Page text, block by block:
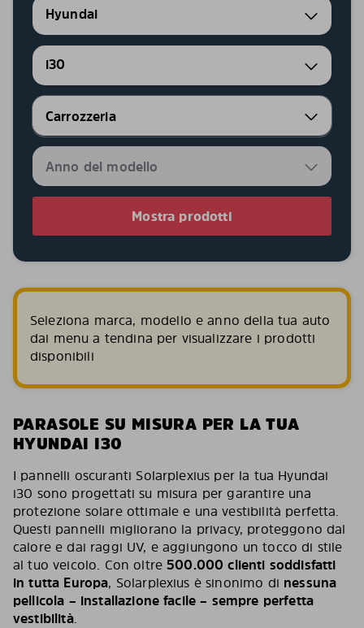
Hyundai
i30
Mostra prodotti
Seleziona marca, modello e anno della tua auto
dai menu a tendina per visualizzare i prodotti
disponibili
PARASOLE SU MISURA PER LA TUA
HYUNDAI I30
I pannelli oscuranti Solarplexius per la tua Hyundai
i30 sono progettati su misura per garantire una
protezione solare ottimale e una vestibilità perfetta.
Questi pannelli migliorano la privacy, proteggono dal
calore e dai raggi UV, e aggiungono un tocco di stile
al tuo veicolo. Con oltre500.000 clienti soddisfatti
in tutta Europa, Solarplexius è sinonimo di nessuna
pellicola – installazione facile – sempre perfetta
vestibilità.